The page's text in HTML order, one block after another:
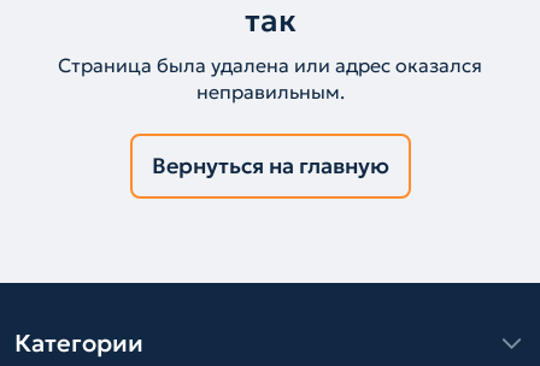
так
Страница была удалена или адрес оказался
неправильным.
Вернуться на главную
Категории